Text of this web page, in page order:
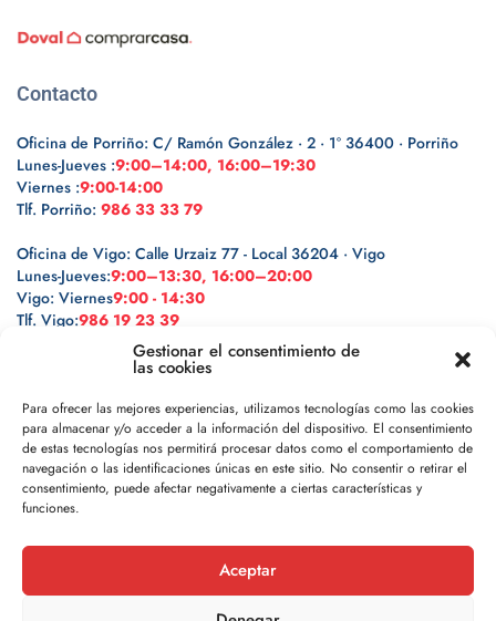
Gestionar el consentimiento de
las cookies
Para ofrecer las mejores experiencias, utilizamos tecnologías como las cookies
para almacenar y/o acceder a la información del dispositivo. El consentimiento
de estas tecnologías nos permitirá procesar datos como el comportamiento de
navegación o las identificaciones únicas en este sitio. No consentir o retirar el
consentimiento, puede afectar negativamente a ciertas características y
funciones.
Aceptar
Contacto
Oficina de Porriño: C/ Ramón González · 2 · 1º 36400 · Porriño
Lunes-Jueves :9:00–14:00, 16:00–19:30
Viernes :9:00-14:00
Tlf. Porriño: 986 33 33 79
Oficina de Vigo: Calle Urzaiz 77 - Local 36204 · Vigo
Lunes-Jueves:9:00–13:30, 16:00–20:00
Vigo: Viernes9:00 - 14:30
Tlf. Vigo:986 19 23 39
Legal
Política de privacidad